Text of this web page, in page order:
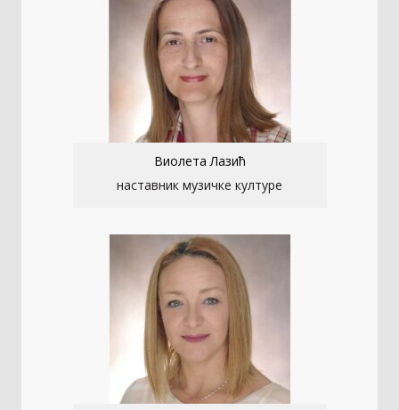
Виолета Лазић
наставник музичке културе